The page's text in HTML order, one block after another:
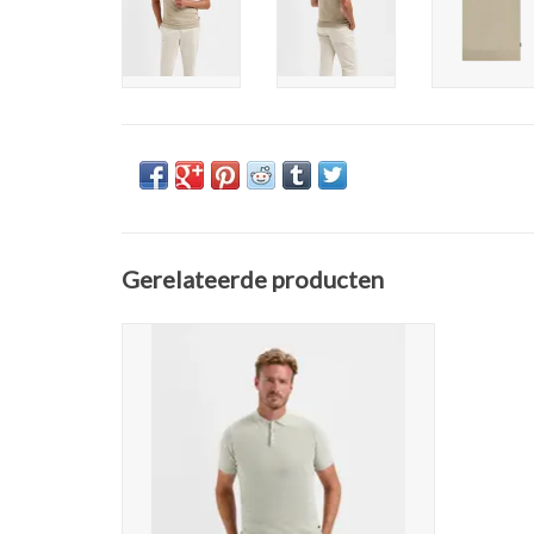
Gerelateerde producten